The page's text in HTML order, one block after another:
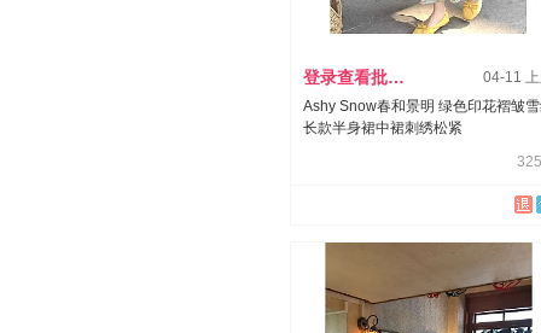
登录查看批发价
04-11
Ashy Snow春和景明 绿色印花褶皱
长款半身裙中裙刺绣松紧